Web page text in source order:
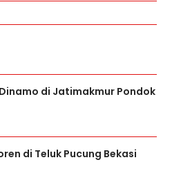
di Jatimakmur Pondok
di Teluk Pucung Bekasi